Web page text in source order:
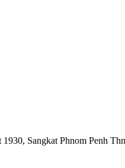
Sangkat Phnom Penh